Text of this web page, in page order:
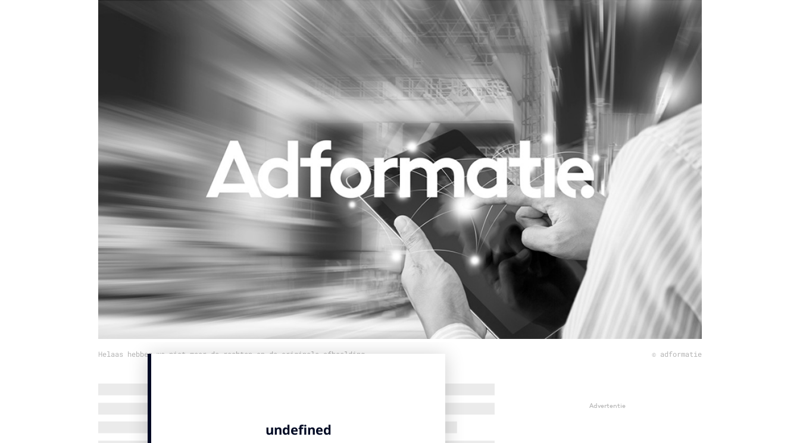
Influencer marketing
Interne communicatie
Purpose Marketing
Reputatie & crisis
Helaas hebben we niet meer de rechten op de originele afbeelding © adformatie
Advertentie